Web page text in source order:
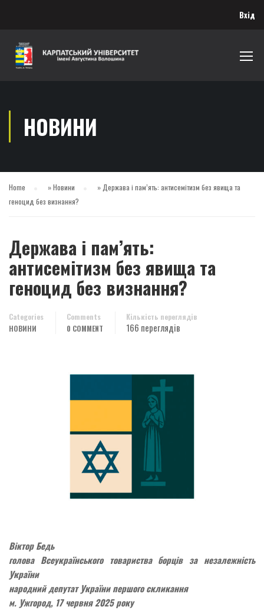
Вхід
НОВИНИ
Home »Новини » Держава і пам’ять: антисемітизм без явища та
геноцид без визнання?
Держава і пам’ять:
антисемітизм без явища та
геноцид без визнання?
Categories
НОВИНИ
Comments
0 COMMENT
Кількість переглядів
166 переглядів
Віктор Бедь
голова Всеукраїнського товариства борців за незалежність
України
народний депутат України першого скликання
м. Ужгород, 17червня 2025 року